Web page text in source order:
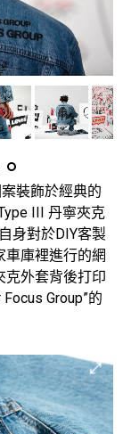
裝飾於經典的
III 丹寧夾克
身對於DIY客製
庫裡進行的網
克外套背後打印
Group”的